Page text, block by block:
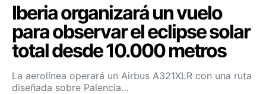
Iberia organizará un vuelo
para observar el eclipse solar
total desde 10.000 metros
La aerolínea operará un Airbus A321XLR con una ruta
diseñada sobre Palencia…